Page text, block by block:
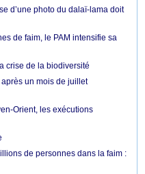
d’une photo du dalaï-lama doit
de faim, le PAM intensifie sa
crise de la biodiversité
un mois de juillet
Orient, les exécutions
de personnes dans la faim :